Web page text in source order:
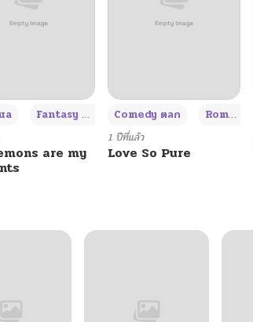
Fantasy แฟนตาซี +3
are my
Comedy ตลก Romance โรแมนซ์
1 ปีที่แล้ว
Love So Pure